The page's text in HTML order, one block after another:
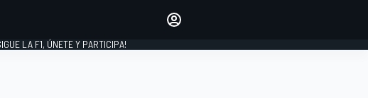
LA F1, ÚNETE Y PARTICIPA!